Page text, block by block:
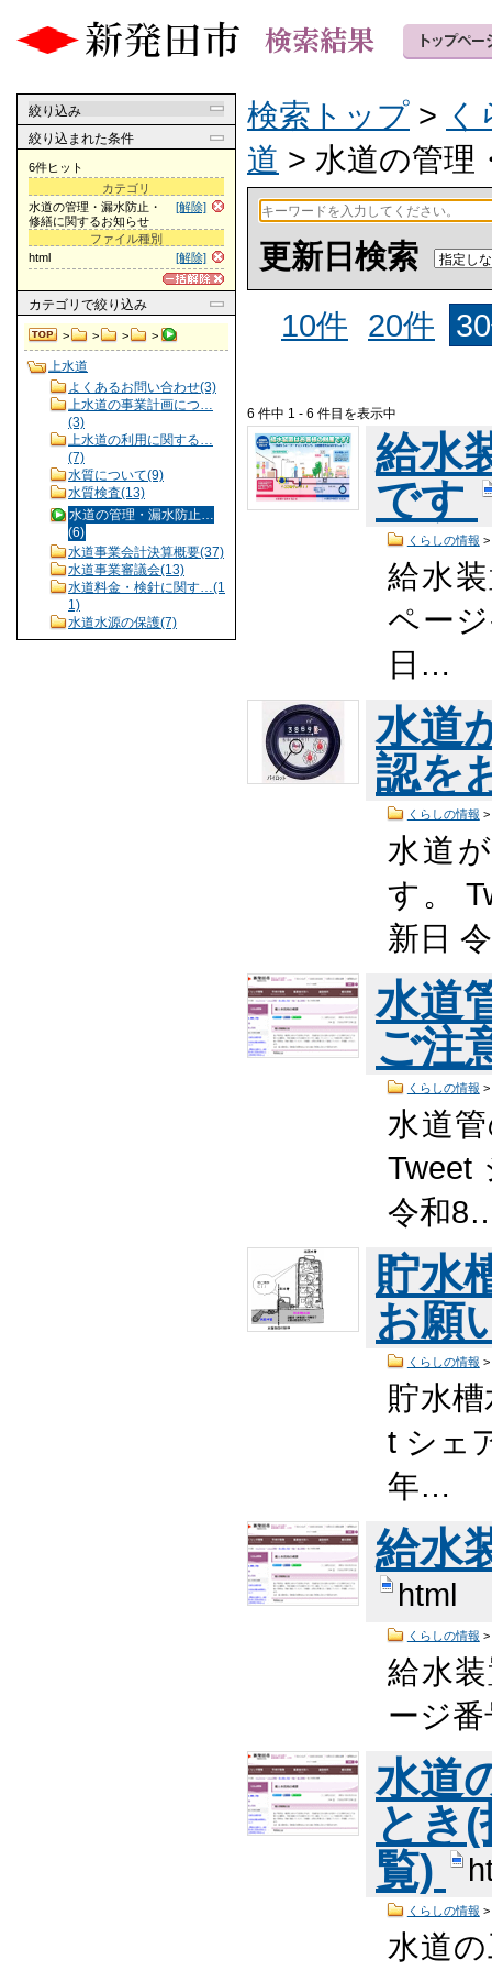
絞り込み
絞り込まれた条件
6件ヒット
カテゴリ
[解除]
水道の管理・漏水防止・
修繕に関するお知らせ
ファイル種別
[解除]
html
カテゴリ で絞り込み
> > > >
上水道
よくあるお問い合わせ(3)
上水道の事業計画につ…
(3)
上水道の利用に関する…
(7)
水質について(9)
水質検査(13)
水道の管理・漏水防止…
(6)
水道事業会計決算概要(37)
水道事業審議会(13)
水道料金・検針に関す…(1
1)
水道水源の保護(7)
検索トップ > く
道 > 水道の管理
更新日検索
10件
20件
6 件中 1 - 6 件目を表示中
給水
です
くらしの情報 >
給水
ペー
日…
水道
認を
くらしの情報 >
水道
す。
新日
水道
ご注
くらしの情報 >
水道
令和
貯水
お願
くらしの情報 >
貯水
t シェ
年…
給水
html
くらしの情報 >
給水
ージ
水道
とき
覧)
くらしの情報 >
水道